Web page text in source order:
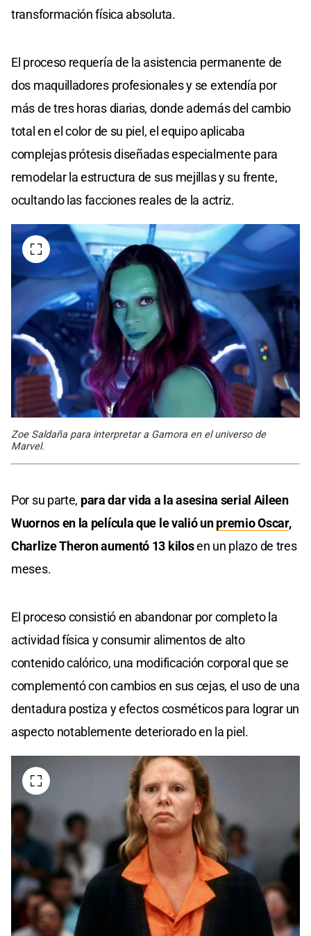
transformación física absoluta.
El proceso requería de la asistencia permanente de
dos maquilladores profesionales y se extendía por
más de tres horas diarias, donde además del cambio
total en el color de su piel, el equipo aplicaba
complejas prótesis diseñadas especialmente para
remodelar la estructura de sus mejillas y su frente,
ocultando las facciones reales de la actriz.
Zoe Saldaña para interpretar a Gamora en el universo de
Marvel.
Por su parte, para dar vida a la asesina serial Aileen
Wuornos en la película que le valió unpremio Oscar,
Charlize Theron aumentó 13 kilosen un plazo de tres
meses.
El proceso consistió en abandonar por completo la
actividad física y consumir alimentos de alto
contenido calórico, una modificación corporal que se
complementó con cambios en sus cejas, el uso de una
dentadura postiza y efectos cosméticos para lograr un
aspecto notablemente deteriorado en la piel.